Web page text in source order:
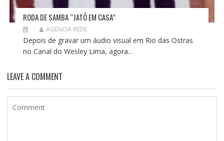
RODA DE SAMBA “JATÔ EM CASA”
AGENCIA REDE
Depois de gravar um áudio visual em Rio das Ostras
no Canal do Wesley Lima, agora...
LEAVE A COMMENT